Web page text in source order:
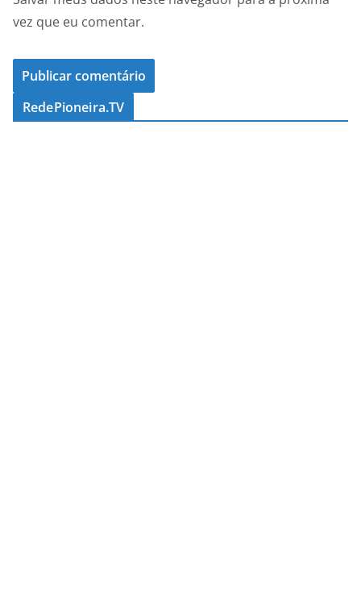
vez que eu comentar.
RedePioneira.TV